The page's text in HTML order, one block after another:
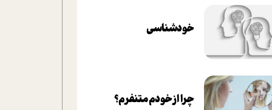
خودشناسی
چرا از خودم متنفرم؟